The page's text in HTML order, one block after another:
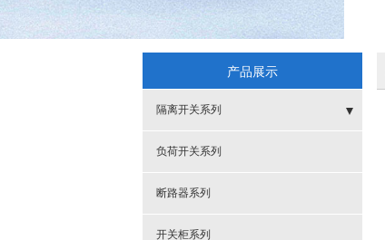
产品展示
隔离开关系列
- 户外
- 户内
负荷开关系列
断路器系列
开关柜系列